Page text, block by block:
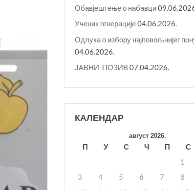
Обавјештење о набавци
Ученик генерације04.06.2026.
Одлука о избору најповољнијег
04.06.2026.
ЈАВНИ ПОЗИВ 07.04.2026.
КАЛЕНДАР
август 2026.
П У С Ч П С
1
3
4 5 6 7 8